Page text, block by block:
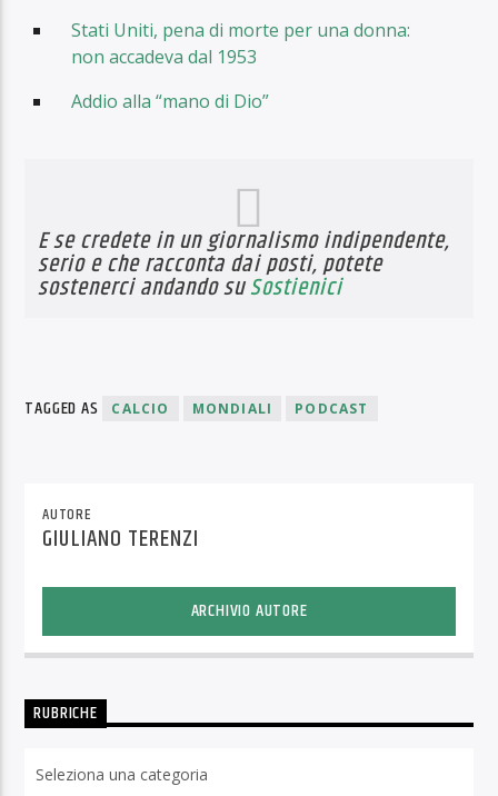
Stati Uniti, pena di morte per una donna:
non accadeva dal 1953
Addio alla “mano di Dio”
E se credete in un giornalismo indipendente,
serio e che racconta dai posti, potete
sostenerci andando suSostienici
TAGGED AS CALCIO MONDIALI PODCAST
AUTORE
GIULIANO TERENZI
ARCHIVIO AUTORE
RUBRICHE